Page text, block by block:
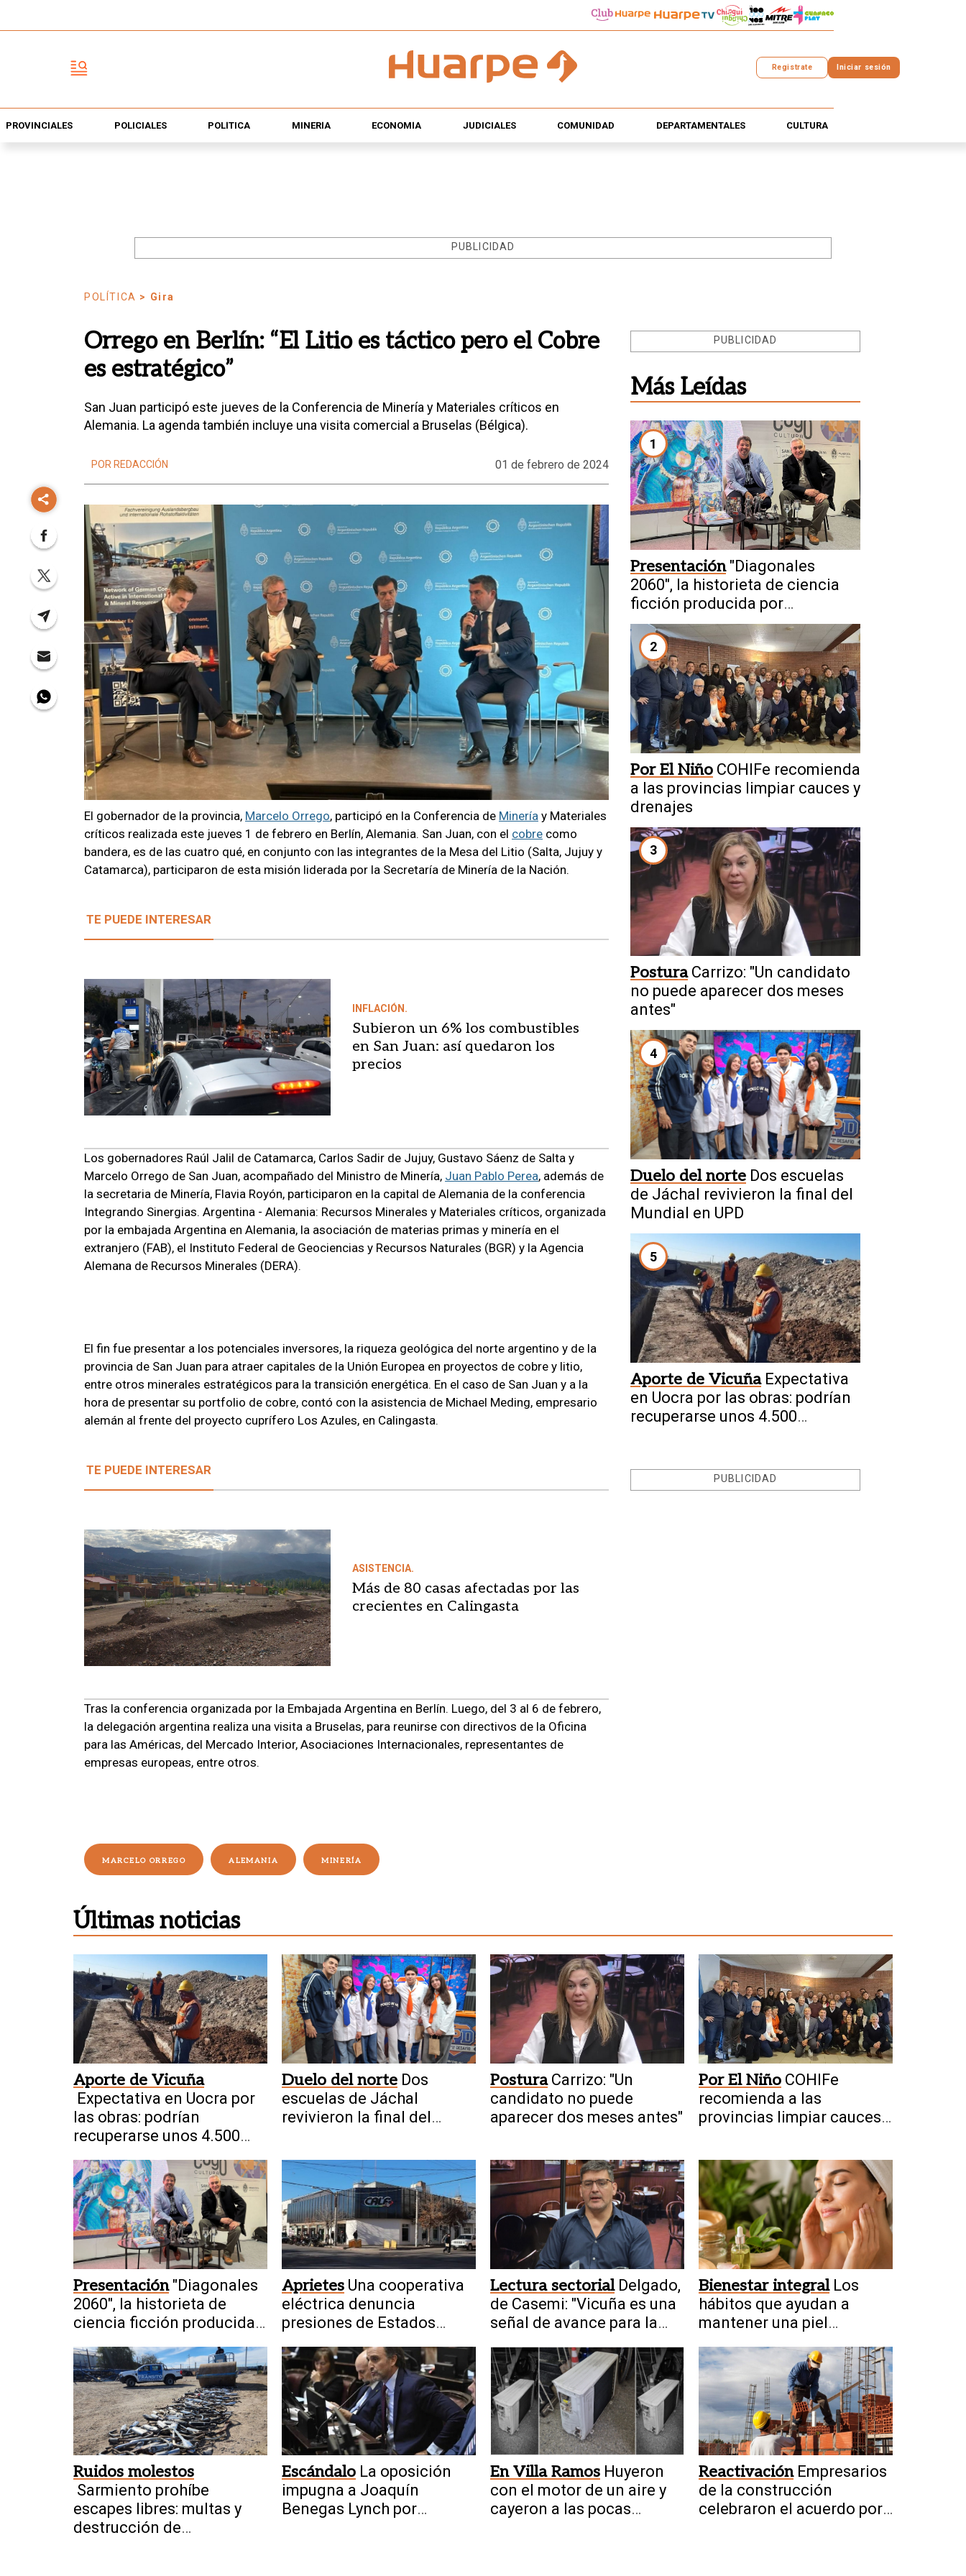
Registrate Iniciar sesión
PROVINCIALES POLICIALES POLÍTICA MINERÍA ECONOMÍA JUDICIALES COMUNIDAD DEPARTAMENTALES CULTURA
PUBLICIDAD
POLÍTICA > Gira
Orrego en Berlín: “El Litio es táctico pero el Cobre
es estratégico”
San Juan participó este jueves de la Conferencia de Minería y Materiales críticos en
Alemania. La agenda también incluye una visita comercial a Bruselas (Bélgica).
POR REDACCIÓN 01 de febrero de 2024
El gobernador de la provincia, Marcelo Orrego, participó en la Conferencia de Minería y Materiales
críticos realizada este jueves 1 de febrero en Berlín, Alemania. San Juan, con el cobre como
bandera, es de las cuatro qué, en conjunto con las integrantes de la Mesa del Litio (Salta, Jujuy y
Catamarca), participaron de esta misión liderada por la Secretaría de Minería de la Nación.
TE PUEDE INTERESAR
INFLACIÓN.
Subieron un 6% los combustibles
en San Juan: así quedaron los
precios
Los gobernadores Raúl Jalil de Catamarca, Carlos Sadir de Jujuy, Gustavo Sáenz de Salta y
Marcelo Orrego de San Juan, acompañado del Ministro de Minería, Juan Pablo Perea, además de
la secretaria de Minería, Flavia Royón, participaron en la capital de Alemania de la conferencia
Integrando Sinergias. Argentina - Alemania: Recursos Minerales y Materiales críticos, organizada
por la embajada Argentina en Alemania, la asociación de materias primas y minería en el
extranjero (FAB), el Instituto Federal de Geociencias y Recursos Naturales (BGR) y la Agencia
Alemana de Recursos Minerales (DERA).
El fin fue presentar a los potenciales inversores, la riqueza geológica del norte argentino y de la
provincia de San Juan para atraer capitales de la Unión Europea en proyectos de cobre y litio,
entre otros minerales estratégicos para la transición energética. En el caso de San Juan y a la
hora de presentar su portfolio de cobre, contó con la asistencia de Michael Meding, empresario
alemán al frente del proyecto cuprífero Los Azules, en Calingasta.
TE PUEDE INTERESAR
ASISTENCIA.
Más de 80 casas afectadas por las
crecientes en Calingasta
Tras la conferencia organizada por la Embajada Argentina en Berlín. Luego, del 3 al 6 de febrero,
la delegación argentina realiza una visita a Bruselas, para reunirse con directivos de la Oficina
para las Américas, del Mercado Interior, Asociaciones Internacionales, representantes de
empresas europeas, entre otros.
MARCELO ORREGO ALEMANIA MINERÍA
PUBLICIDAD
Más Leídas
1
Presentación "Diagonales
2060", la historieta de ciencia
ficción producida por
sanjuaninos sale a la luz
2
Por El Niño COHIFe recomienda
a las provincias limpiar cauces y
drenajes
3
Postura Carrizo: "Un candidato
no puede aparecer dos meses
antes"
4
Duelo del norte Dos escuelas
de Jáchal revivieron la final del
Mundial en UPD
5
Aporte de Vicuña Expectativa
en Uocra por las obras: podrían
recuperarse unos 4.500
PUBLICIDAD
Últimas noticias
Aporte de Vicuña
Expectativa en Uocra por
las obras: podrían
recuperarse unos 4.500
Duelo del norte Dos
escuelas de Jáchal
revivieron la final del
Postura Carrizo: "Un
candidato no puede
aparecer dos meses antes"
Por El Niño COHIFe
recomienda a las
provincias limpiar cauces y
Presentación "Diagonales
2060", la historieta de
ciencia ficción producida
luz
Aprietes Una cooperativa
eléctrica denuncia
presiones de Estados
china
Lectura sectorial Delgado,
de Casemi: "Vicuña es una
señal de avance para la
Bienestar integral Los
hábitos que ayudan a
mantener una piel
natural
Ruidos molestos
Sarmiento prohíbe
escapes libres: multas y
destrucción de
Escándalo La oposición
impugna a Joaquín
Benegas Lynch por
En Villa Ramos Huyeron
con el motor de un aire y
cayeron a las pocas
Reactivación Empresarios
de la construcción
celebraron el acuerdo por